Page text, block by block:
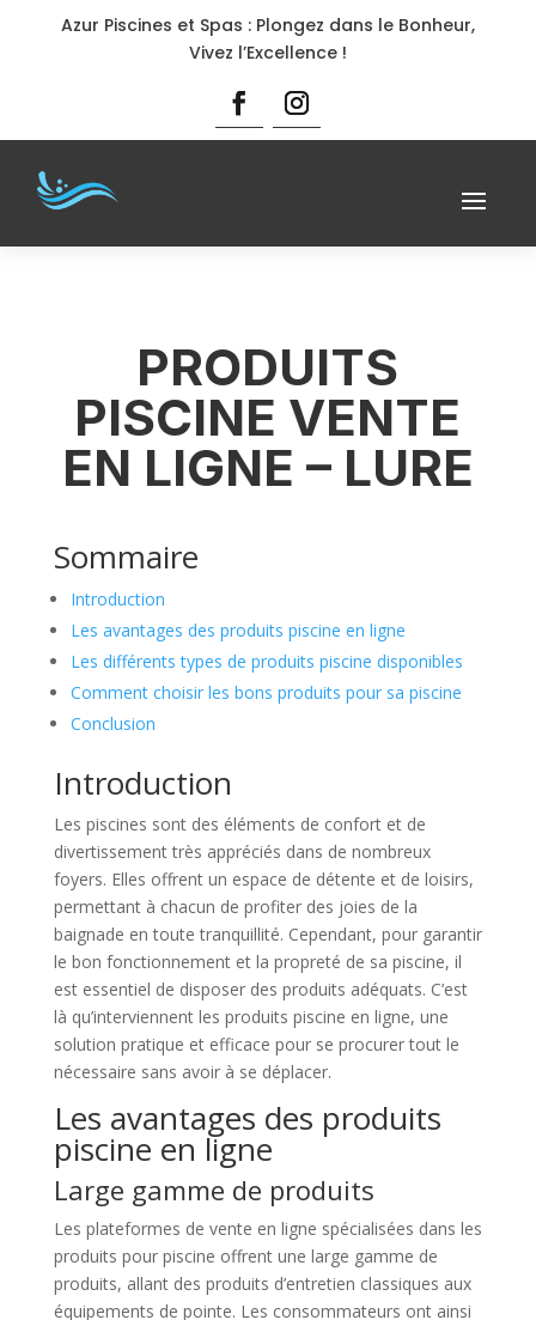
Azur Piscines et Spas : Plongez dans le Bonheur,
Vivez l’Excellence !
PRODUITS
PISCINE VENTE
EN LIGNE – LURE
Sommaire
Introduction
Les avantages des produits piscine en ligne
Les différents types de produits piscine disponibles
Comment choisir les bons produits pour sa piscine
Conclusion
Introduction
Les piscines sont des éléments de confort et de
divertissement très appréciés dans de nombreux
foyers. Elles offrent un espace de détente et de loisirs,
permettant à chacun de profiter des joies de la
baignade en toute tranquillité. Cependant, pour garantir
le bon fonctionnement et la propreté de sa piscine, il
est essentiel de disposer des produits adéquats. C’est
là qu’interviennent les produits piscine en ligne, une
solution pratique et efficace pour se procurer tout le
nécessaire sans avoir à se déplacer.
Les avantages des produits
piscine en ligne
Large gamme de produits
Les plateformes de vente en ligne spécialisées dans les
produits pour piscine offrent une large gamme de
produits, allant des produits d’entretien classiques aux
équipements de pointe. Les consommateurs ont ainsi